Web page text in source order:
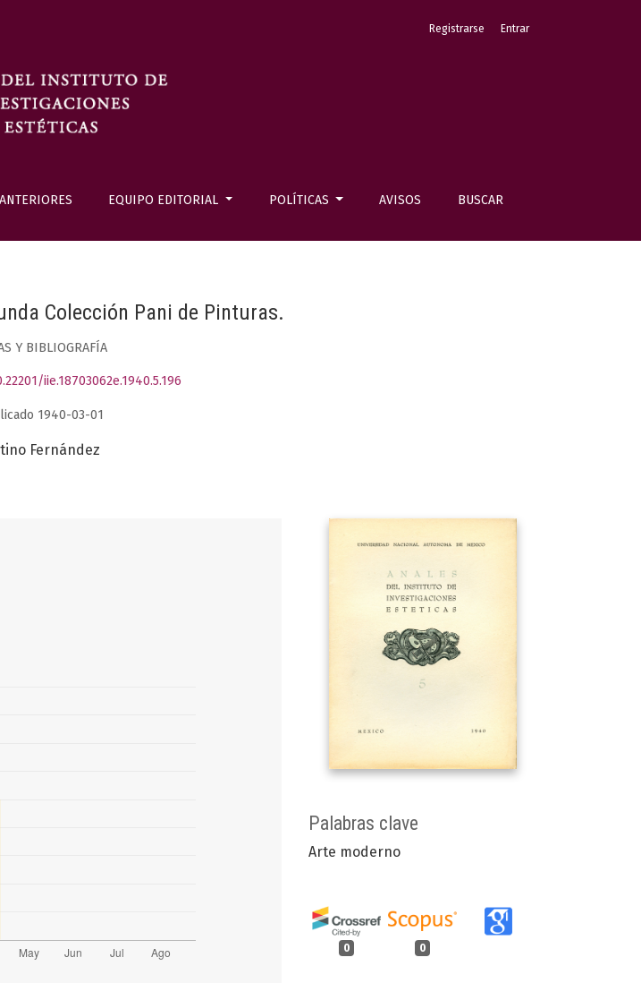
EQUIPO EDITORIAL POLÍTICAS AVISOS BUSCAR
Registrarse Entrar
Colección Pani de Pinturas.
Y BIBLIOGRAFÍA
iie.18703062e.1940.5.196
1940-03-01
Fernández
Palabras clave
Arte moderno
0 0